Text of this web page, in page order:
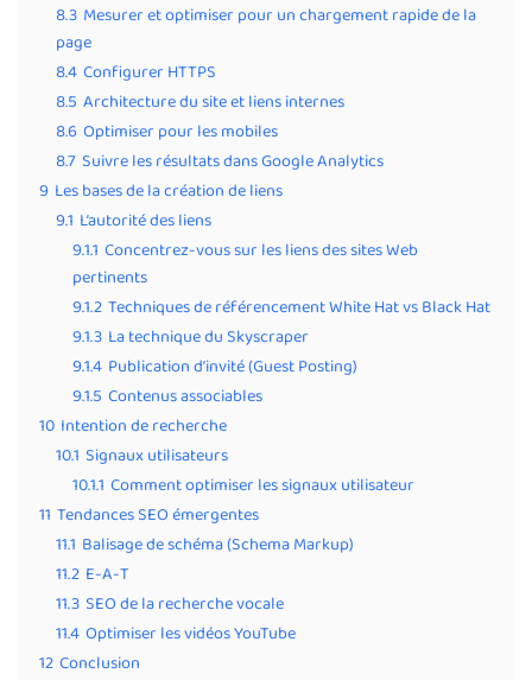
8.3 Mesurer et optimiser pour un chargement rapide de la
page
8.4 Configurer HTTPS
8.5 Architecture du site et liens internes
8.6 Optimiser pour les mobiles
8.7 Suivre les résultats dans Google Analytics
9 Les bases de la création de liens
9.1 L’autorité des liens
9.1.1 Concentrez-vous sur les liens des sites Web
pertinents
9.1.2 Techniques de référencement White Hat vs Black Hat
9.1.3 La technique du Skyscraper
9.1.4 Publication d’invité (Guest Posting)
9.1.5 Contenus associables
10 Intention de recherche
10.1 Signaux utilisateurs
10.1.1 Comment optimiser les signaux utilisateur
11 Tendances SEO émergentes
11.1 Balisage de schéma (Schema Markup)
11.2 E-A-T
11.3 SEO de la recherche vocale
11.4 Optimiser les vidéos YouTube
12 Conclusion